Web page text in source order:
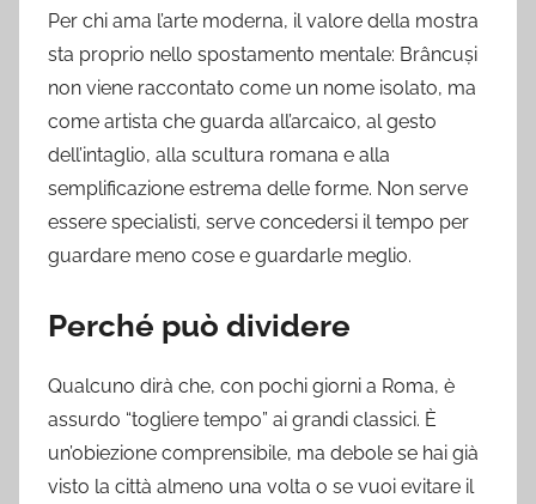
Per chi ama l’arte moderna, il valore della mostra
sta proprio nello spostamento mentale: Brâncuși
non viene raccontato come un nome isolato, ma
come artista che guarda all’arcaico, al gesto
dell’intaglio, alla scultura romana e alla
semplificazione estrema delle forme. Non serve
essere specialisti, serve concedersi il tempo per
guardare meno cose e guardarle meglio.
Perché può dividere
Qualcuno dirà che, con pochi giorni a Roma, è
assurdo “togliere tempo” ai grandi classici. È
un’obiezione comprensibile, ma debole se hai già
visto la città almeno una volta o se vuoi evitare il